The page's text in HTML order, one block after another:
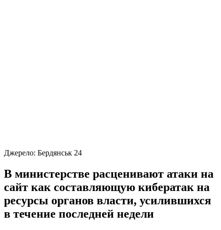
Джерело: Бердянськ 24
В министерстве расценивают атаки на
сайт как составляющую кибератак на
ресурсы органов власти, усилившихся
в течение последней недели